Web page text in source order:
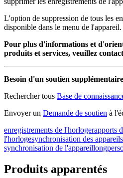
L'option de suppression de tous les
disponible dans le menu de l'appareil.
Pour plus d'informations et
produits et services, veuillez
Besoin d'un soutien
Rechercher tous Base de
Envoyer un Demande de soutien à
enregistrements de l'horlogerapports
l'horlogesynchronisation des appareils
synchronisation de l'appareillong
Produits apparentés